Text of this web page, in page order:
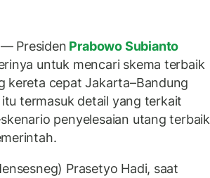
— Presiden Prabowo Subianto
untuk mencari skema terbaik
kereta cepat Jakarta–Bandung
termasuk detail yang terkait
penyelesaian utang terbaik
Prasetyo Hadi, saat